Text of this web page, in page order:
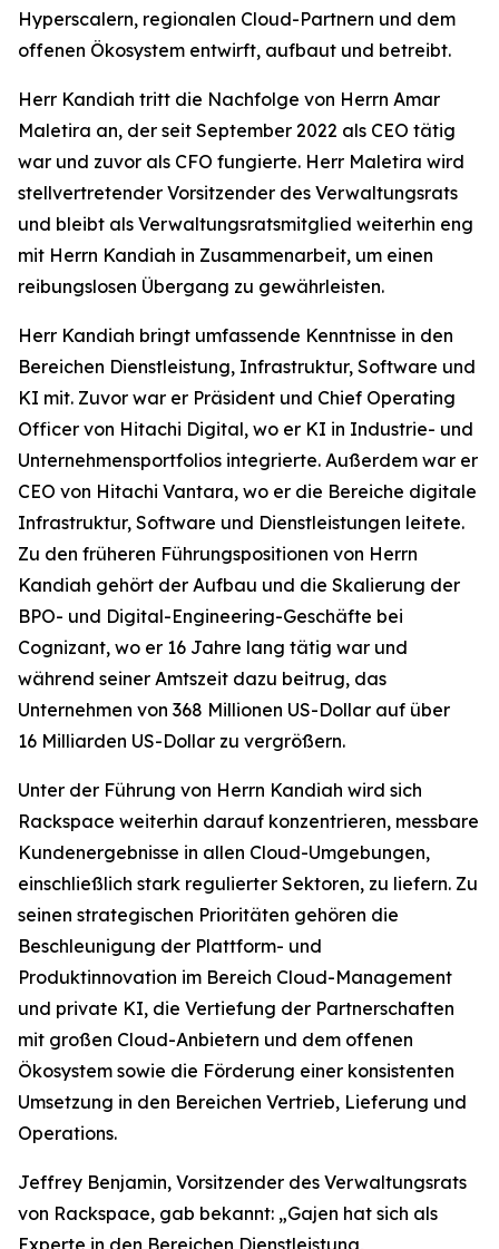
Hyperscalern, regionalen Cloud-Partnern und dem
offenen Ökosystem entwirft, aufbaut und betreibt.
Herr Kandiah tritt die Nachfolge von Herrn Amar
Maletira an, der seit September 2022 als CEO tätig
war und zuvor als CFO fungierte. Herr Maletira wird
stellvertretender Vorsitzender des Verwaltungsrats
und bleibt als Verwaltungsratsmitglied weiterhin eng
mit Herrn Kandiah in Zusammenarbeit, um einen
reibungslosen Übergang zu gewährleisten.
Herr Kandiah bringt umfassende Kenntnisse in den
Bereichen Dienstleistung, Infrastruktur, Software und
KI mit. Zuvor war er Präsident und Chief Operating
Officer von Hitachi Digital, wo er KI in Industrie- und
Unternehmensportfolios integrierte. Außerdem war er
CEO von Hitachi Vantara, wo er die Bereiche digitale
Infrastruktur, Software und Dienstleistungen leitete.
Zu den früheren Führungspositionen von Herrn
Kandiah gehört der Aufbau und die Skalierung der
BPO- und Digital-Engineering-Geschäfte bei
Cognizant, wo er 16 Jahre lang tätig war und
während seiner Amtszeit dazu beitrug, das
Unternehmen von 368 Millionen US-Dollar auf über
16 Milliarden US-Dollar zu vergrößern.
Unter der Führung von Herrn Kandiah wird sich
Rackspace weiterhin darauf konzentrieren, messbare
Kundenergebnisse in allen Cloud-Umgebungen,
einschließlich stark regulierter Sektoren, zu liefern. Zu
seinen strategischen Prioritäten gehören die
Beschleunigung der Plattform- und
Produktinnovation im Bereich Cloud-Management
und private KI, die Vertiefung der Partnerschaften
mit großen Cloud-Anbietern und dem offenen
Ökosystem sowie die Förderung einer konsistenten
Umsetzung in den Bereichen Vertrieb, Lieferung und
Operations.
Jeffrey Benjamin, Vorsitzender des Verwaltungsrats
von Rackspace, gab bekannt: „Gajen hat sich als
Experte in den Bereichen Dienstleistung,